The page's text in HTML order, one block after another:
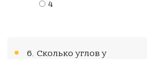
4
6. Сколько углов у